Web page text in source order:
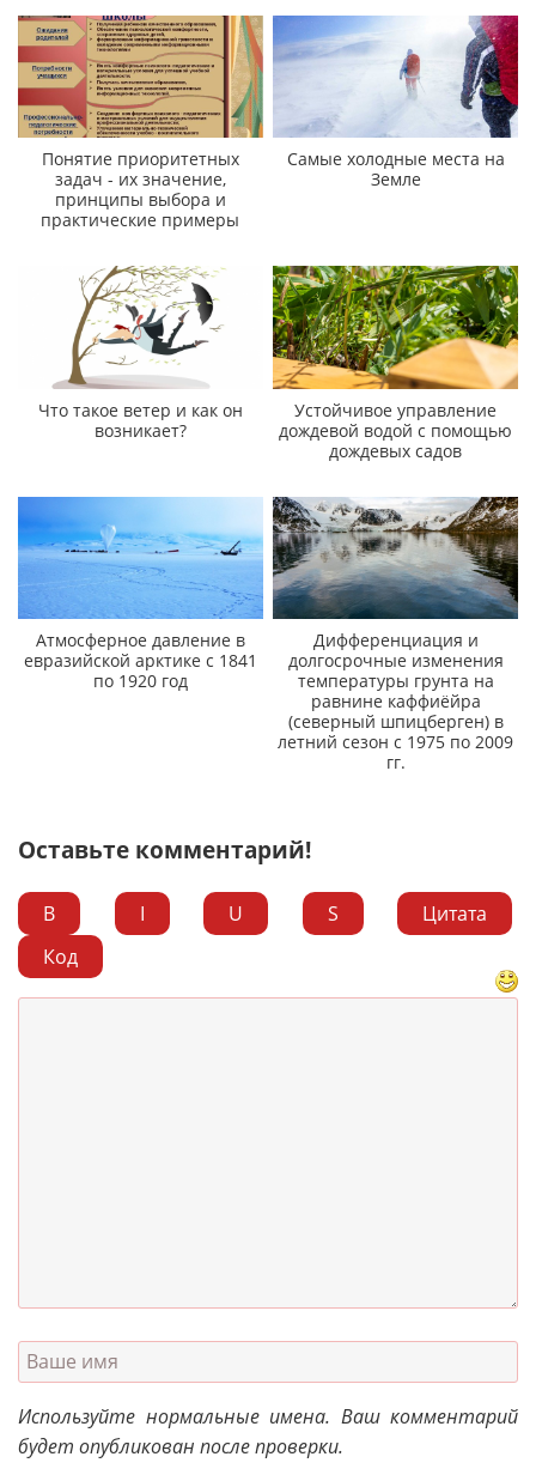
Понятие приоритетных
задач - их значение,
принципы выбора и
практические примеры
Самые холодные места на
Земле
Что такое ветер и как он
возникает?
Устойчивое управление
дождевой водой с помощью
дождевых садов
Атмосферное давление в
евразийской арктике с 1841
по 1920 год
Дифференциация и
долгосрочные изменения
температуры грунта на
равнине каффиёйра
(северный шпицберген) в
летний сезон с 1975 по 2009
гг.
Оставьте комментарий!
B I U S
Цитата
Код
Используйте нормальные имена. Ваш комментарий
будет опубликован после проверки.